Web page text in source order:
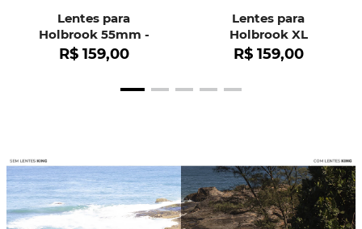
Lentes para
Holbrook 55mm -
OO9102
R$ 159,00
Lentes para
Holbrook XL
R$ 159,00